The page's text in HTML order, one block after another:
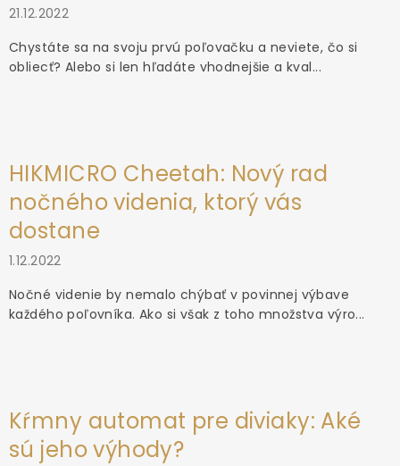
21.12.2022
Chystáte sa na svoju prvú poľovačku a neviete, čo si
obliecť? Alebo si len hľadáte vhodnejšie a kval...
HIKMICRO Cheetah: Nový rad
nočného videnia, ktorý vás
dostane
1.12.2022
Nočné videnie by nemalo chýbať v povinnej výbave
každého poľovníka. Ako si však z toho množstva výro...
Kŕmny automat pre diviaky: Aké
sú jeho výhody?